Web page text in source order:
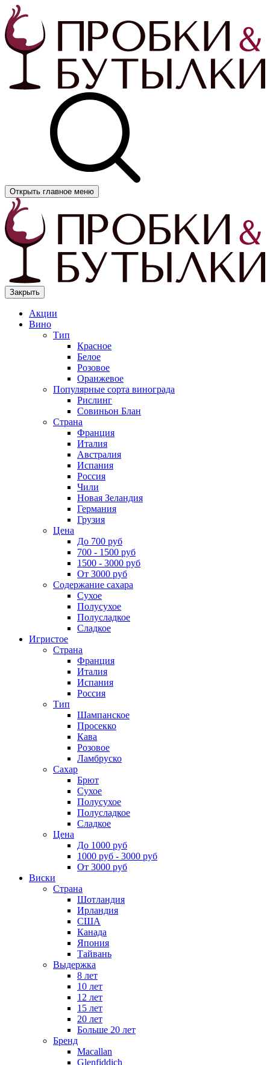
Открыть главное меню
Закрыть
Акции
Вино
Тип
Красное
Белое
Розовое
Оранжевое
Популярные сорта винограда
Рислинг
Совиньон Блан
Страна
Франция
Италия
Австралия
Испания
Россия
Чили
Новая Зеландия
Германия
Грузия
Цена
До 700 руб
700 - 1500 руб
1500 - 3000 руб
От 3000 руб
Содержание сахара
Сухое
Полусухое
Полусладкое
Сладкое
Игристое
Страна
Франция
Италия
Испания
Россия
Тип
Шампанское
Просекко
Кава
Розовое
Ламбруско
Сахар
Брют
Сухое
Полусухое
Полусладкое
Сладкое
Цена
До 1000 руб
1000 руб - 3000 руб
От 3000 руб
Виски
Страна
Шотландия
Ирландия
США
Канада
Япония
Тайвань
Выдержка
8 лет
10 лет
12 лет
15 лет
20 лет
Больше 20 лет
Бренд
Macallan
Glenfiddich